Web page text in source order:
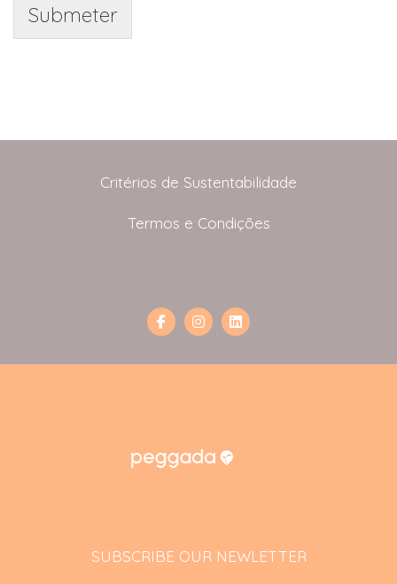
Submeter
Critérios de Sustentabilidade
Termos e Condições
SUBSCRIBE OUR NEWLETTER